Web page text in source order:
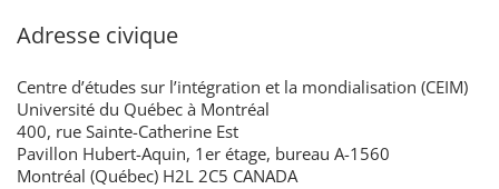
Adresse civique
Centre d’études sur l’intégration et la mondialisation (CEIM)
Université du Québec à Montréal
400, rue Sainte-Catherine Est
Pavillon Hubert-Aquin, 1er étage, bureau A-1560
Montréal (Québec) H2L 2C5 CANADA